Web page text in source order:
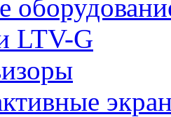
LTV-G